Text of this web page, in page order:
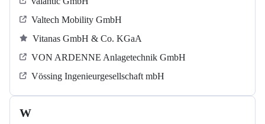
Valtech Mobility GmbH
Vitanas GmbH & Co. KGaA
VON ARDENNE Anlagetechnik GmbH
Vössing Ingenieurgesellschaft mbH
W